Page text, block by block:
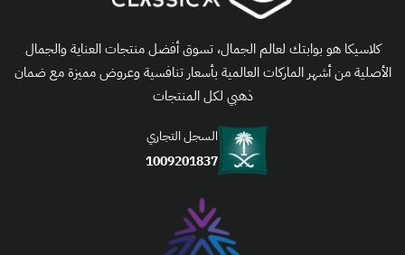
كلاسيكا هو بوابتك لعالم الجمال، تسوق أفضل منتجات العناية والجمال
الأصلية من أشهر الماركات العالمية بأسعار تنافسية وعروض مميزة مع ضمان
ذهبي لكل المنتجات
السجل التجاري
1009201837